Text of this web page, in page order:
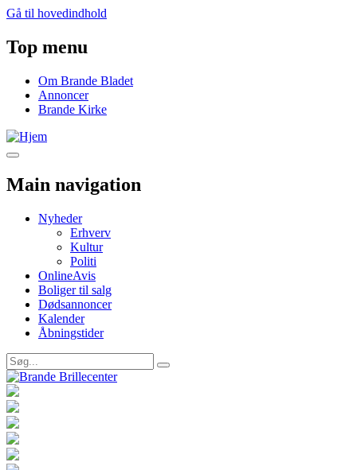
Gå til hovedindhold
Top menu
Om Brande Bladet
Annoncer
Brande Kirke
Main navigation
Nyheder
Erhverv
Kultur
Politi
OnlineAvis
Boliger til salg
Dødsannoncer
Kalender
Åbningstider